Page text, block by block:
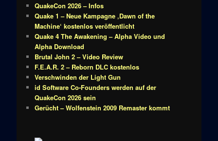
QuakeCon 2026 – Infos
Quake 1 – Neue Kampagne ‚Dawn of the
Machine‘ kostenlos veröffentlicht
Quake 4 The Awakening – Alpha Video und
Alpha Download
Brutal John 2 – Video Review
F.E.A.R. 2 – Reborn DLC kostenlos
Verschwinden der Light Gun
id Software Co-Founders werden auf der
QuakeCon 2026 sein
Gerücht – Wolfenstein 2009 Remaster kommt